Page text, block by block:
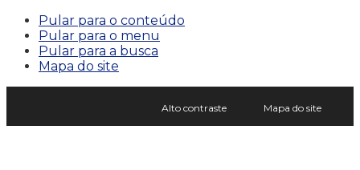
Pular para o conteúdo
Pular para o menu
Pular para a busca
Mapa do site
Alto contraste Mapa do site